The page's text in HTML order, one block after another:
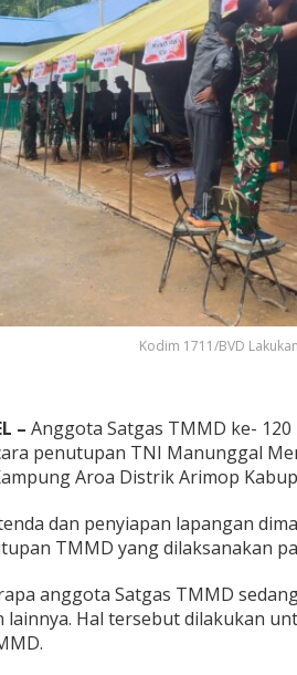
Kodim 1711/BVD
– Anggota Satgas TMMD ke-
penutupan TNI Manunggal
Aroa Distrik Arimop
dan penyiapan lapangan
TMMD yang dilaksanakan
anggota Satgas TMMD
lainnya. Hal tersebut dilakukan